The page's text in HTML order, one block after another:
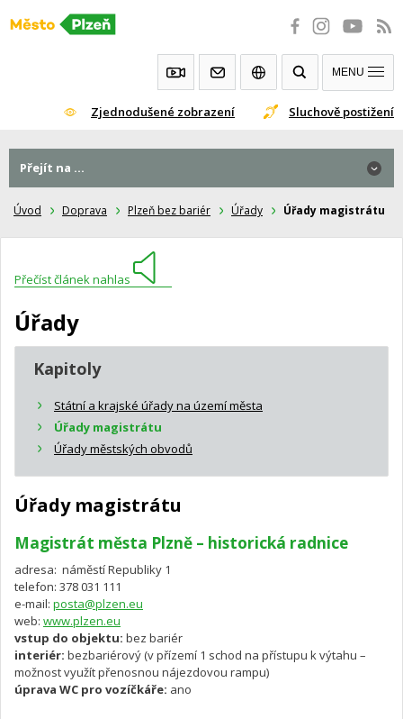
Přeskočit
Zjednodušené zobrazení Sluchově postižení
MENU
Úvod Doprava Plzeň bez bariér Úřady Úřady magistrátu
Přečíst článek nahlas
Úřady
Kapitoly
Státní a krajské úřady na území města
Úřady magistrátu
Úřady městských obvodů
Úřady magistrátu
Magistrát města Plzně – historická radnice
adresa: náměstí Republiky 1
telefon: 378 031 111
e-mail: posta@plzen.eu
web: www.plzen.eu
vstup do objektu: bez bariér
interiér: bezbariérový (v přízemí 1 schod na přístupu k výtahu –
možnost využít přenosnou nájezdovou rampu)
úprava WC pro vozíčkáře: ano
Přejít na ...